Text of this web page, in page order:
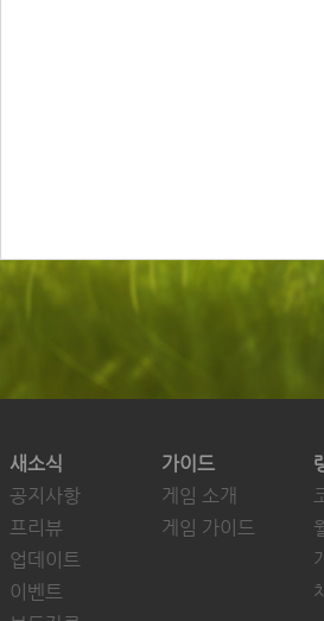
새소식
공지사항
프리뷰
업데이트
이벤트
가이드
게임 소개
게임 가이드